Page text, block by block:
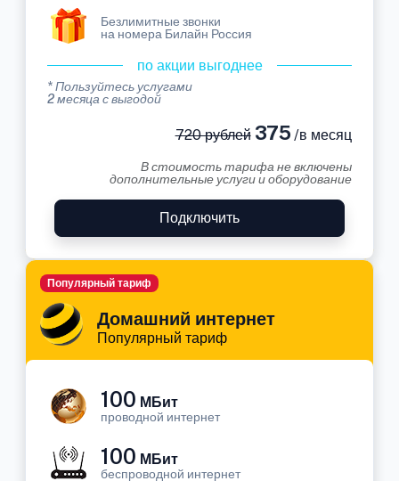
Безлимитные звонки
на номера Билайн Россия
по акции выгоднее
* Пользуйтесь услугами
2 месяца с выгодой
720 рублей375 /в месяц
В стоимость тарифа не включены
дополнительные услуги и оборудование
Подключить
Домашний интернет
Популярный тариф
Популярный тариф
100 МБит
проводной интернет
100 МБит
беспроводной интернет